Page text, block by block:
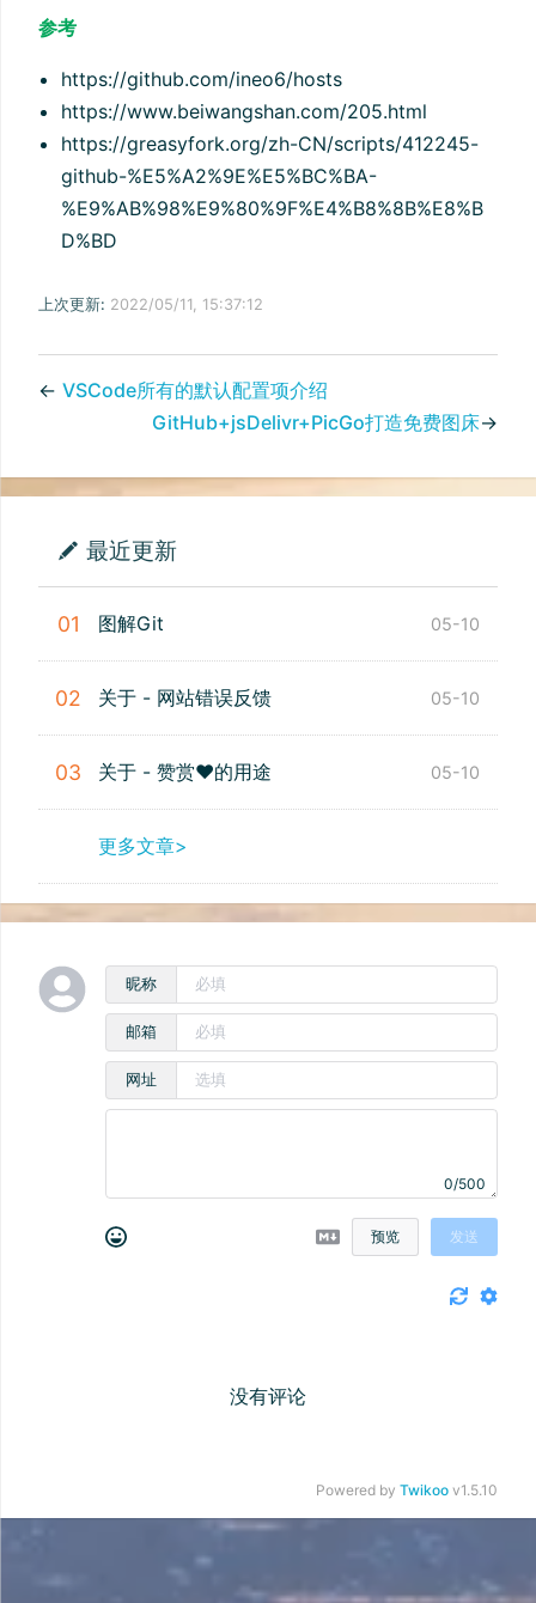
参考
https://github.com/ineo6/hosts
https://www.beiwangshan.com/205.html
https://greasyfork.org/zh-CN/scripts/412245-
github-%E5%A2%9E%E5%BC%BA-
%E9%AB%98%E9%80%9F%E4%B8%8B%E8%B
D%BD
上次更新: 2022/05/11, 15:37:12
← VSCode所有的默认配置项介绍
GitHub+jsDelivr+PicGo打造免费图床→
最近更新
01 图解Git 05-10
02 关于 - 网站错误反馈 05-10
03 关于 - 赞赏❤️的用途 05-10
更多文章>
昵称
邮箱
网址
0/500
预览 发送
没有评论
Powered by Twikoo v1.5.10